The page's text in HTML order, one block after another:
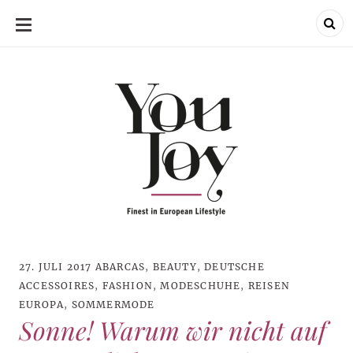
SKIP
27. JULI 2017 ABARCAS, BEAUTY,DEUTSCHE
ACCESSOIRES, FASHION,MODESCHUHE, REISEN
EUROPA, SOMMERMODE
Sonne! Warum wir nicht auf